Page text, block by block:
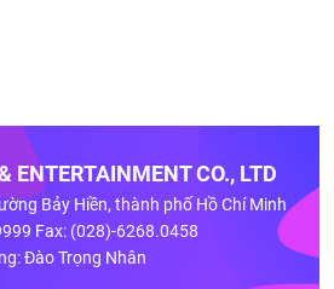
ENTERTAINMENT CO., LTD
Bảy Hiền, thành phố Hồ Chí Minh
Fax: (028)-6268.0458
Đào Trọng Nhân